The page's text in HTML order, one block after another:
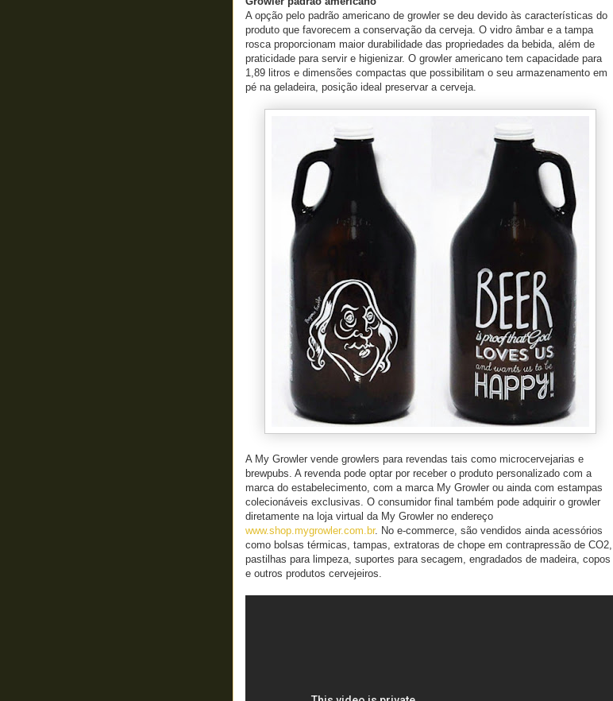
A opção pelo padrão americano de growler se deu devido às características do
produto que favorecem a conservação da cerveja. O vidro âmbar e a tampa
rosca proporcionam maior durabilidade das propriedades da bebida, além de
praticidade para servir e higienizar. O growler americano tem capacidade para
1,89 litros e dimensões compactas que possibilitam o seu armazenamento em
pé na geladeira, posição ideal preservar a cerveja.
A My Growler vende growlers para revendas tais como microcervejarias e
brewpubs. A revenda pode optar por receber o produto personalizado com a
marca do estabelecimento, com a marca My Growler ou ainda com estampas
colecionáveis exclusivas. O consumidor final também pode adquirir o growler
diretamente na loja virtual da My Growler no endereço
www.shop.mygrowler.com.br. No e-commerce, são vendidos ainda acessórios
como bolsas térmicas, tampas, extratoras de chope em contrapressão de CO2,
pastilhas para limpeza, suportes para secagem, engradados de madeira, copos
e outros produtos cervejeiros.